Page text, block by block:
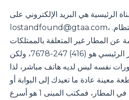
الرئيسية هي البريد الإلكتروني على
lostandfound@gtaa.com، والذي تتم مراقبته بانتظام.
عن المطار غير المتعلقة بالممتلكات
المفقودة، فإن خط المطار الرئيسي هو (416) 247-7678، ولكن
نفسه ليس لديه هاتف مباشر، لذا
معينة عادة ما تعيدك إلى البوابة أو
المكتب. إذا كنت لا تزال في المطار، فمكتب المبنى 1 هو أسرع